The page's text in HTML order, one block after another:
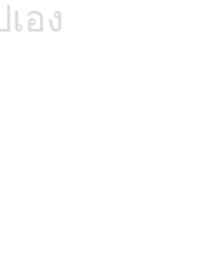
อง